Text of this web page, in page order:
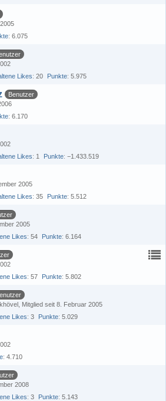
6.075
Likes 20 Punkte 5.975
Benutzer
6.170
Likes 1 Punkte −1.433.519
2005
Likes 35 Punkte 5.512
2005
Likes 54 Punkte 6.164
Likes 57 Punkte 5.802
Mitglied seit 8. Februar 2005
Likes 3 Punkte 5.029
4.710
2008
Likes 3 Punkte 5.143